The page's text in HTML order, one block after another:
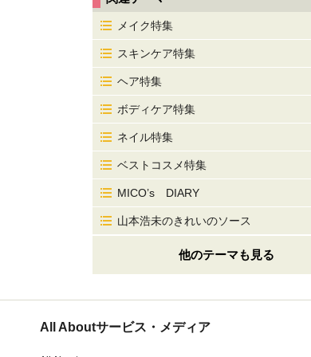
メイク特集
スキンケア特集
ヘア特集
ボディケア特集
ネイル特集
ベストコスメ特集
MICO’s DIARY
山本浩未のきれいのソース
他のテーマも見る
All Aboutサービス・メディア